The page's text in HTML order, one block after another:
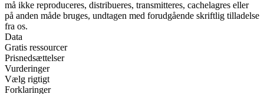
må ikke reproduceres, distribueres, transmitteres, cachelagres eller
på anden måde bruges, undtagen med forudgående skriftlig tilladelse
fra os.
Data
Gratis ressourcer
Prisnedsættelser
Vurderinger
Vælg rigtigt
Forklaringer